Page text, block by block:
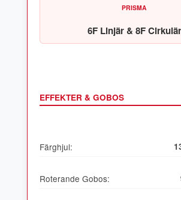
PRISMA
6F Linjär & 8F Cirkulär
EFFEKTER & GOBOS
Färghjul:
Roterande Gobos: